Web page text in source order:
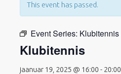
This event has passed.
Event Series: Klubitennis
Klubitennis
jaanuar 19, 2025 @ 16:00 - 20:00